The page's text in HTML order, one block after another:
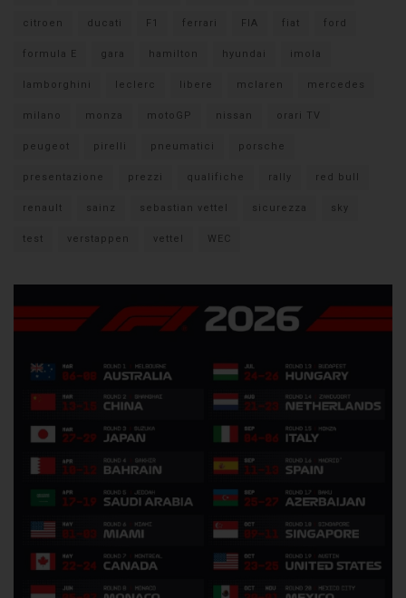
citroen ducati F1 ferrari FIA fiat ford
formula E gara hamilton hyundai imola
lamborghini leclerc libere mclaren mercedes
milano monza motoGP nissan orari TV
peugeot pirelli pneumatici porsche
presentazione prezzi qualifiche rally red bull
renault sainz sebastian vettel sicurezza sky
test verstappen vettel WEC